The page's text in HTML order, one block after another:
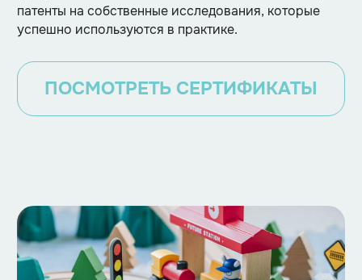
патенты на собственные исследования, которые
успешно используются в практике.
ПОСМОТРЕТЬ СЕРТИФИКАТЫ